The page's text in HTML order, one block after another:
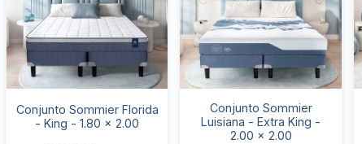
Conjunto Sommier Florida
- King - 1.80 x 2.00
Conjunto Sommier
Luisiana - Extra King -
2.00 x 2.00